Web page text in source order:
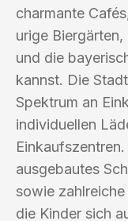
charmante
urige
und die
kannst. Die
Spektrum an
individuellen
ausgebautes
sowie
die Kinder sich